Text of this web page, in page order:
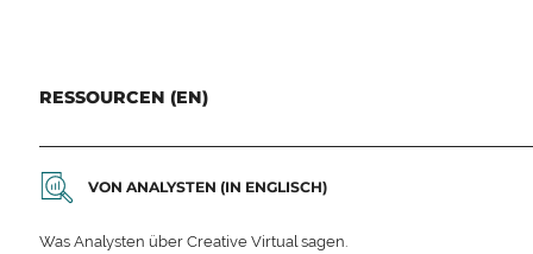
RESSOURCEN (EN)
VON ANALYSTEN (IN ENGLISCH)
Was Analysten über Creative Virtual sagen.